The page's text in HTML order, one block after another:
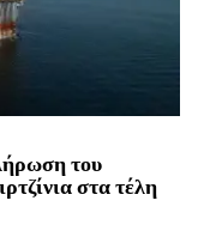
του
στα τέλη